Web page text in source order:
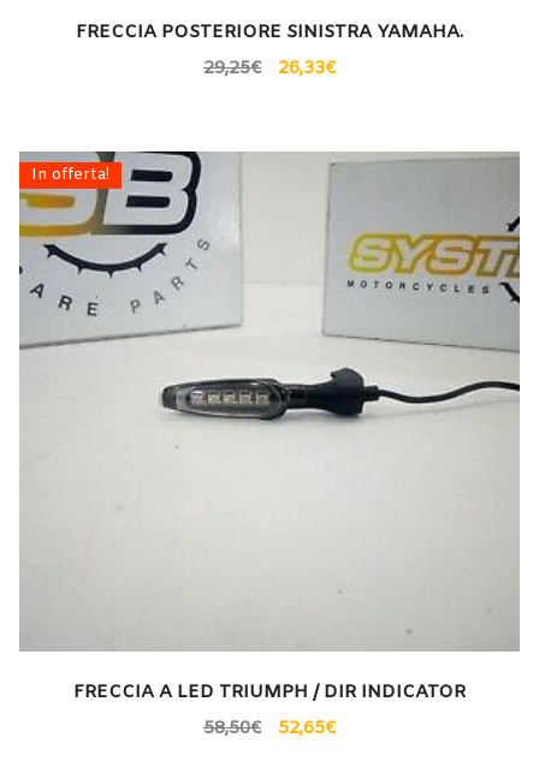
FRECCIA POSTERIORE SINISTRA YAMAHA.
29,25€ 26,33€
In offerta!
FRECCIA A LED TRIUMPH / DIR INDICATOR
58,50€ 52,65€